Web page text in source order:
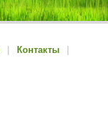
Контакты